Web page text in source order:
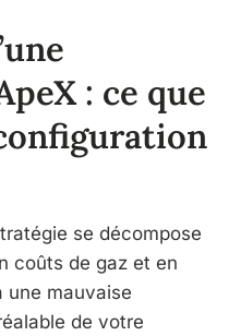
: ce que
se décompose
coûts de gaz et en
une mauvaise
de votre